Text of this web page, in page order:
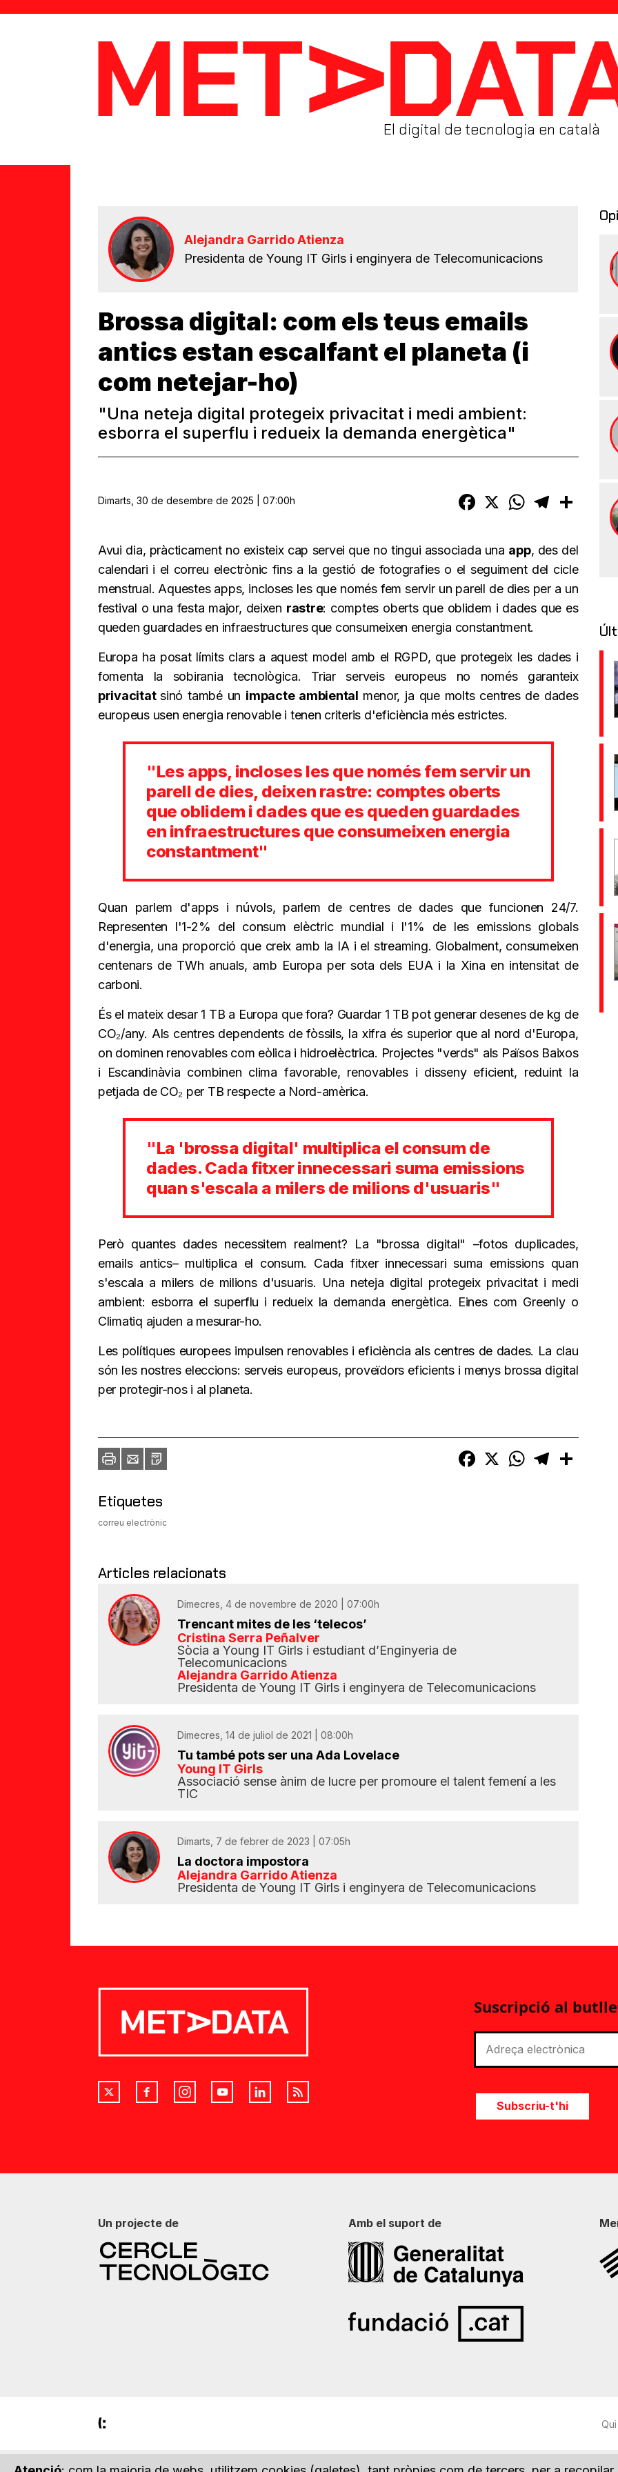
MetaData
El digital de tecnologia en català
Alejandra Garrido Atienza
Presidenta de Young IT Girls i enginyera de Telecomunicacions
Brossa digital: com els teus emails
antics estan escalfant el planeta (i
com netejar-ho)
"Una neteja digital protegeix privacitat i medi ambient:
esborra el superflu i redueix la demanda energètica"
Dimarts, 30 de desembre de 2025 | 07:00h Facebook
X WhatsAppTelegram
Avui dia, pràcticament no existeix cap servei que no tingui associada una app, des del
calendari i el correu electrònic fins a la gestió de fotografies o el seguiment del cicle
menstrual. Aquestes apps, incloses les que només fem servir un parell de dies per a un
festival o una festa major, deixen rastre: comptes oberts que oblidem i dades que es
queden guardades en infraestructures que consumeixen energia constantment.
Europa ha posat límits clars a aquest model amb el RGPD, que protegeix les dades i
fomenta la sobirania tecnològica. Triar serveis europeus no només garanteix
privacitatsinó també un impacte ambiental menor, ja que molts centres de dades
europeus usen energia renovable i tenen criteris d'eficiència més estrictes.
"Les apps, incloses les que només fem servir un
parell de dies, deixen rastre: comptes oberts
que oblidem i dades que es queden guardades
en infraestructures que consumeixen energia
constantment"
Quan parlem d'apps i núvols, parlem de centres de dades que funcionen 24/7.
Representen l'1-2% del consum elèctric mundial i l'1% de les emissions globals
d'energia, una proporció que creix amb la IA i el streaming. Globalment, consumeixen
centenars de TWh anuals, amb Europa per sota dels EUA i la Xina en intensitat de
carboni.
És el mateix desar 1 TB a Europa que fora? Guardar 1 TB pot generar desenes de kg de
CO₂/any. Als centres dependents de fòssils, la xifra és superior que al nord d'Europa,
on dominen renovables com eòlica i hidroelèctrica. Projectes "verds" als Països Baixos
i Escandinàvia combinen clima favorable, renovables i disseny eficient, reduint la
petjada de CO₂ per TB respecte a Nord-amèrica.
"La 'brossa digital' multiplica el consum de
dades. Cada fitxer innecessari suma emissions
quan s'escala a milers de milions d'usuaris"
Però quantes dades necessitem realment? La "brossa digital" –fotos duplicades,
emails antics– multiplica el consum. Cada fitxer innecessari suma emissions quan
s'escala a milers de milions d'usuaris. Una neteja digital protegeix privacitat i medi
ambient: esborra el superflu i redueix la demanda energètica. Eines com Greenly o
Climatiq ajuden a mesurar-ho.
Les polítiques europees impulsen renovables i eficiència als centres de dades. La clau
són les nostres eleccions: serveis europeus, proveïdors eficients i menys brossa digital
per protegir-nos i al planeta.
ImprimirEnvia
un
PDF Facebook
X WhatsAppTelegram
Etiquetes
correu electrònic
Articles relacionats
Dimecres, 4 de novembre de 2020 | 07:00h
Trencant mites de les ‘telecos’
Cristina Serra Peñalver
Sòcia a Young IT Girls i estudiant d’Enginyeria de
Telecomunicacions
Alejandra Garrido Atienza
Presidenta de Young IT Girls i enginyera de Telecomunicacions
Dimecres, 14 de juliol de 2021 | 08:00h
Tu també pots ser una Ada Lovelace
Young IT Girls
Associació sense ànim de lucre per promoure el talent femení a les
TIC
Dimarts, 7 de febrer de 2023 | 07:05h
La doctora impostora
Alejandra Garrido Atienza
Presidenta de Young IT Girls i enginyera de Telecomunicacions
Suscripció al
Subscriu-t'hi
Un projecte de Amb el suport de